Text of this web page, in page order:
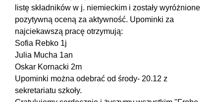
listę składników w j. niemieckim i zostały wyróżnione
pozytywną oceną za aktywność. Upominki za
najciekawszą pracę otrzymują:
Sofia Rebko 1j
Julia Mucha 1an
Oskar Kornacki 2m
Upominki można odebrać od środy- 20.12 z
sekretariatu szkoły.